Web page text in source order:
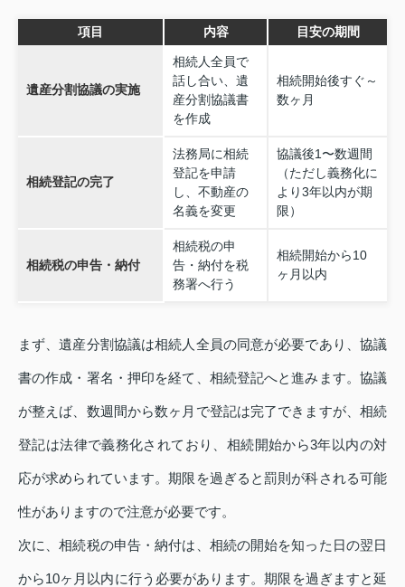
項目 内容 目安の期間
遺産分割協議の実施
相続人全員で
話し合い、遺
産分割協議書
を作成
相続開始後すぐ～
数ヶ月
相続登記の完了
法務局に相続
登記を申請
し、不動産の
名義を変更
協議後1〜数週間
（ただし義務化に
より3年以内が期
限）
相続税の申告・納付
相続税の申
告・納付を税
務署へ行う
相続開始から10
ヶ月以内
まず、遺産分割協議は相続人全員の同意が必要であり、協議
書の作成・署名・押印を経て、相続登記へと進みます。協議
が整えば、数週間から数ヶ月で登記は完了できますが、相続
登記は法律で義務化されており、相続開始から3年以内の対
応が求められています。期限を過ぎると罰則が科される可能
性がありますので注意が必要です。
次に、相続税の申告・納付は、相続の開始を知った日の翌日
から10ヶ月以内に行う必要があります。期限を過ぎますと延